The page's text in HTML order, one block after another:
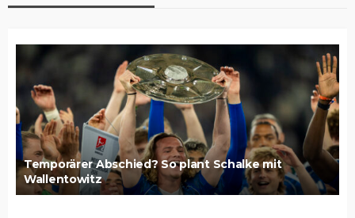
Temporärer Abschied? So plant Schalke mit
Wallentowitz